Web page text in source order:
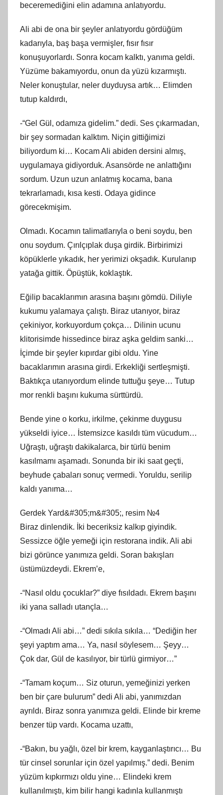
beceremediğini elin adamına anlatıyordu.
Ali abi de ona bir şeyler anlatıyordu gördüğüm
kadarıyla, baş başa vermişler, fısır fısır
konuşuyorlardı. Sonra kocam kalktı, yanıma geldi.
Yüzüme bakamıyordu, onun da yüzü kızarmıştı.
Neler konuştular, neler duyduysa artık… Elimden
tutup kaldırdı,
-“Gel Gül, odamıza gidelim.” dedi. Ses çıkarmadan,
bir şey sormadan kalktım. Niçin gittiğimizi
biliyordum ki… Kocam Ali abiden dersini almış,
uygulamaya gidiyorduk. Asansörde ne anlattığını
sordum. Uzun uzun anlatmış kocama, bana
tekrarlamadı, kısa kesti. Odaya gidince
görecekmişim.
Olmadı. Kocamın talimatlarıyla o beni soydu, ben
onu soydum. Çırılçıplak duşa girdik. Birbirimizi
köpüklerle yıkadık, her yerimizi okşadık. Kurulanıp
yatağa gittik. Öpüştük, koklaştık.
Eğilip bacaklarımın arasına başını gömdü. Diliyle
kukumu yalamaya çalıştı. Biraz utanıyor, biraz
çekiniyor, korkuyordum çokça… Dilinin ucunu
klitorisimde hissedince biraz aşka geldim sanki…
İçimde bir şeyler kıpırdar gibi oldu. Yine
bacaklarımın arasına girdi. Erkekliği sertleşmişti.
Baktıkça utanıyordum elinde tuttuğu şeye… Tutup
mor renkli başını kukuma sürttürdü.
Bende yine o korku, irkilme, çekinme duygusu
yükseldi iyice… İstemsizce kasıldı tüm vücudum…
Uğraştı, uğraştı dakikalarca, bir türlü benim
kasılmamı aşamadı. Sonunda bir iki saat geçti,
beyhude çabaları sonuç vermedi. Yoruldu, serilip
kaldı yanıma…
Gerdek Yard&#305;m&#305;, resim №4
Biraz dinlendik. İki beceriksiz kalkıp giyindik.
Sessizce öğle yemeği için restorana indik. Ali abi
bizi görünce yanımıza geldi. Soran bakışları
üstümüzdeydi. Ekrem’e,
-“Nasıl oldu çocuklar?” diye fısıldadı. Ekrem başını
iki yana salladı utançla…
-“Olmadı Ali abi…” dedi sıkıla sıkıla… “Dediğin her
şeyi yaptım ama… Ya, nasıl söylesem… Şeyy…
Çok dar, Gül de kasılıyor, bir türlü girmiyor…”
-“Tamam koçum… Siz oturun, yemeğinizi yerken
ben bir çare bulurum” dedi Ali abi, yanımızdan
ayrıldı. Biraz sonra yanımıza geldi. Elinde bir kreme
benzer tüp vardı. Kocama uzattı,
-“Bakın, bu yağlı, özel bir krem, kayganlaştırıcı… Bu
tür cinsel sorunlar için özel yapılmış.” dedi. Benim
yüzüm kıpkırmızı oldu yine… Elindeki krem
kullanılmıştı, kim bilir hangi kadınla kullanmıştı